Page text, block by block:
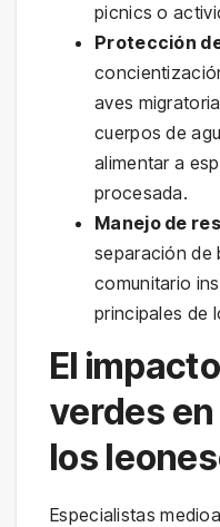
picnics o
Protección
aves
cuerpos de
alimentar a
procesada.
Manejo de
separación de
comunitario
principales de
El
verdes
los
Especialistas